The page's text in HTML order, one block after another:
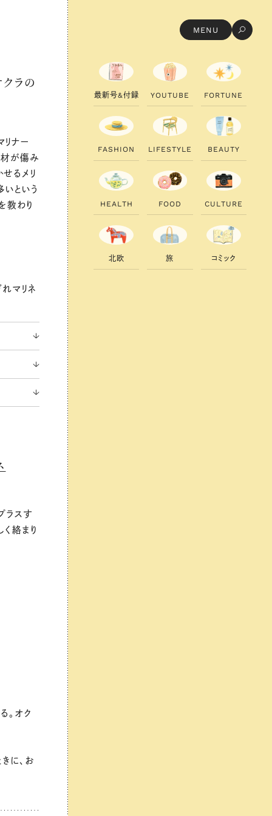
MENU
ラの
ナー
材が傷み
るメリ
いという
教わり
マリネ
ラスす
絡まり
。オク
に、お
最新号&付録 YOUTU B E FORTU N E
FAS H ION LI FESTYLE B EAUTY
H EALTH FOOD CU LTU RE
北欧 旅 コ ミ ック